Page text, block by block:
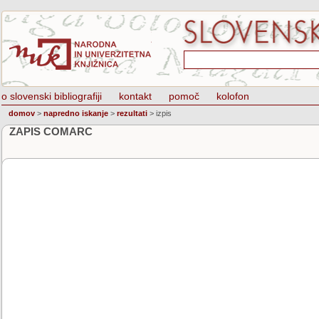
o slovenski bibliografiji kontakt pomoč kolofon
domov > napredno iskanje > rezultati > izpis
ZAPIS COMARC